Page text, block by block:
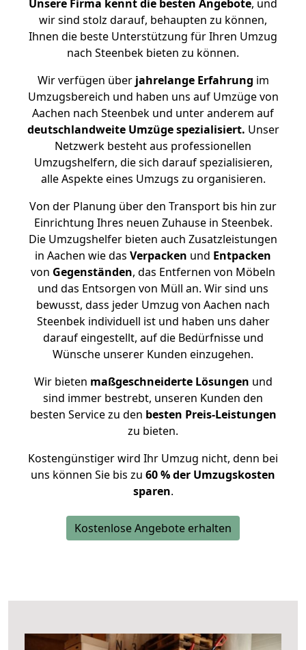
Unsere Firma kennt die besten Angebote, und
wir sind stolz darauf, behaupten zu können,
Ihnen die beste Unterstützung für Ihren Umzug
nach Steenbek bieten zu können.
Wir verfügen überjahrelange Erfahrung im
Umzugsbereich und haben uns auf Umzüge von
Aachen nach Steenbek und unter anderem auf
deutschlandweite Umzüge spezialisiert. Unser
Netzwerk besteht aus professionellen
Umzugshelfern, die sich darauf spezialisieren,
alle Aspekte eines Umzugs zu organisieren.
Von der Planung über den Transport bis hin zur
Einrichtung Ihres neuen Zuhause in Steenbek.
Die Umzugshelfer bieten auch Zusatzleistungen
in Aachen wie das Verpacken und Entpacken
von Gegenständen, das Entfernen von Möbeln
und das Entsorgen von Müll an. Wir sind uns
bewusst, dass jeder Umzug von Aachen nach
Steenbek individuell ist und haben uns daher
darauf eingestellt, auf die Bedürfnisse und
Wünsche unserer Kunden einzugehen.
Wir bieten maßgeschneiderte Lösungen und
sind immer bestrebt, unseren Kunden den
besten Service zu den besten Preis-Leistungen
zu bieten.
Kostengünstiger wird Ihr Umzug nicht, denn bei
uns können Sie bis zu 60 % der Umzugskosten
sparen.
Kostenlose Angebote erhalten